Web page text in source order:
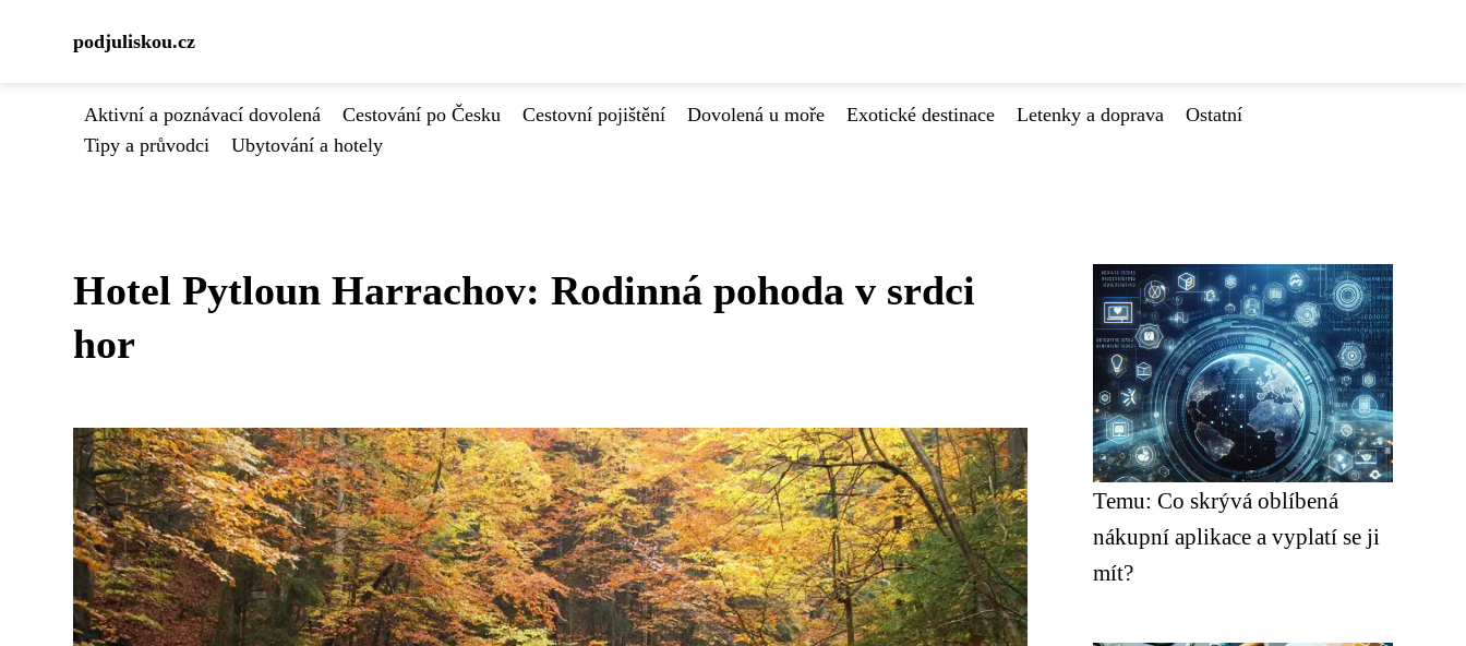
podjuliskou.cz
Aktivní a poznávací dovolená Cestování po Česku Cestovní pojištění Dovolená u moře Exotické destinace Letenky a doprava
Ostatní
Tipy a průvodci
Ubytování a hotely
Hotel Pytloun Harrachov: Rodinná pohoda v srdci
hor
Temu: Co skrývá oblíbená
nákupní aplikace a vyplatí se ji
mít?